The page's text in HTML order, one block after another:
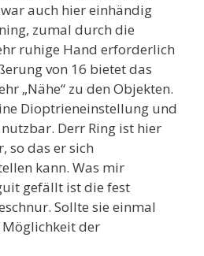
auch hier einhändig
zumal durch die
ruhige Hand erforderlich
von 16 bietet das
„Nähe“ zu den Objekten.
Dioptrieneinstellung und
Derr Ring ist hier
so das er sich
kann. Was mir
gefällt ist die fest
Sollte sie einmal
Möglichkeit der